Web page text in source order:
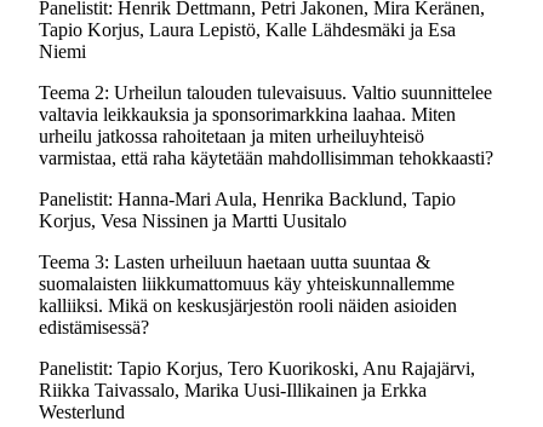
Panelistit: Henrik Dettmann, Petri Jakonen, Mira Keränen,
Tapio Korjus, Laura Lepistö, Kalle Lähdesmäki ja Esa
Niemi
Teema 2: Urheilun talouden tulevaisuus. Valtio suunnittelee
valtavia leikkauksia ja sponsorimarkkina laahaa. Miten
urheilu jatkossa rahoitetaan ja miten urheiluyhteisö
varmistaa, että raha käytetään mahdollisimman tehokkaasti?
Panelistit: Hanna-Mari Aula, Henrika Backlund, Tapio
Korjus, Vesa Nissinen ja Martti Uusitalo
Teema 3: Lasten urheiluun haetaan uutta suuntaa &
suomalaisten liikkumattomuus käy yhteiskunnallemme
kalliiksi. Mikä on keskusjärjestön rooli näiden asioiden
edistämisessä?
Panelistit: Tapio Korjus, Tero Kuorikoski, Anu Rajajärvi,
Riikka Taivassalo, Marika Uusi-Illikainen ja Erkka
Westerlund